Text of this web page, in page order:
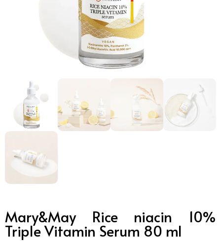
Mary&May Rice niacin 10%
Triple Vitamin Serum 80 ml